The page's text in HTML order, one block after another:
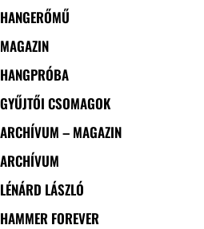
HANGERŐMŰ
MAGAZIN
HANGPRÓBA
GYŰJTŐI CSOMAGOK
ARCHÍVUM – MAGAZIN
ARCHÍVUM
LÉNÁRD LÁSZLÓ
HAMMER FOREVER